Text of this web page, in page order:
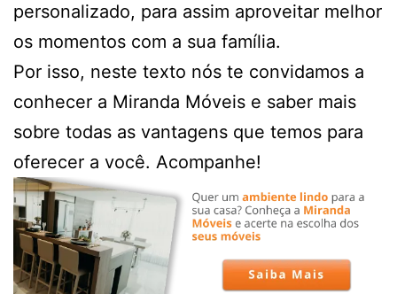
personalizado, para assim aproveitar melhor
os momentos com a sua família.
Por isso, neste texto nós te convidamos a
conhecer a Miranda Móveis e saber mais
sobre todas as vantagens que temos para
oferecer a você. Acompanhe!